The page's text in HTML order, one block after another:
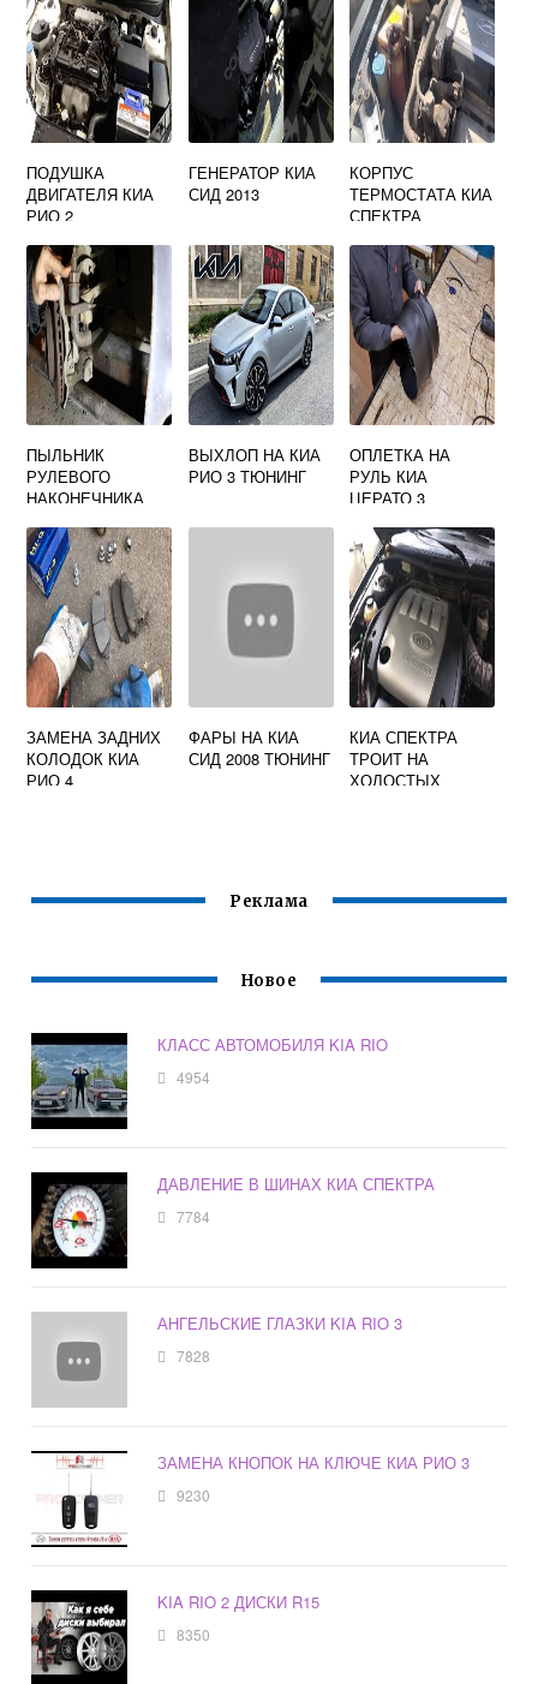
ПОДУШКА
ДВИГАТЕЛЯ КИА
РИО 2
ГЕНЕРАТОР КИА
СИД 2013
КОРПУС
ТЕРМОСТАТА КИА
СПЕКТРА
ПЫЛЬНИК
РУЛЕВОГО
НАКОНЕЧНИКА
АРТИКУЛ
ВЫХЛОП НА КИА
РИО 3 ТЮНИНГ
ОПЛЕТКА НА
РУЛЬ КИА
ЦЕРАТО 3
ЗАМЕНА ЗАДНИХ
КОЛОДОК КИА
РИО 4
ФАРЫ НА КИА
СИД 2008 ТЮНИНГ
КИА СПЕКТРА
ТРОИТ НА
ХОЛОСТЫХ
Реклама
Новое
КЛАСС АВТОМОБИЛЯ KIA RIO
4954
ДАВЛЕНИЕ В ШИНАХ КИА СПЕКТРА
7784
АНГЕЛЬСКИЕ ГЛАЗКИ KIA RIO 3
7828
ЗАМЕНА КНОПОК НА КЛЮЧЕ КИА РИО 3
9230
KIA RIO 2 ДИСКИ R15
8350